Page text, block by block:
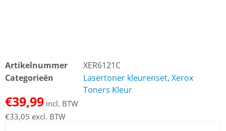
Artikelnummer
XER6121C
Categorieën
Lasertoner kleurenset, Xerox
Toners Kleur
€39,99 incl. BTW
€33,05 excl. BTW